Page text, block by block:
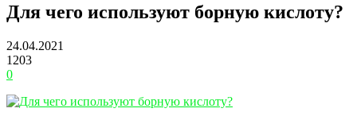
Для чего используют борную кислоту?
24.04.2021
1203
0